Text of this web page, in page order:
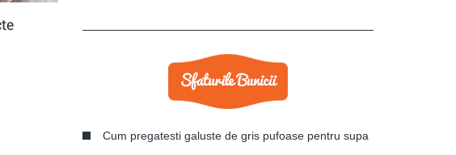
Cum pregatesti galuste de gris pufoase pentru supa